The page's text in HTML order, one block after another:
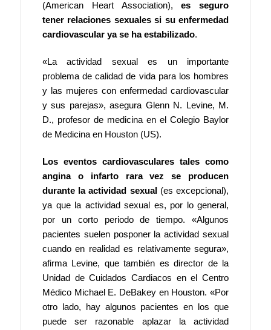
(American Heart Association),es seguro
tener relaciones sexuales si su enfermedad
cardiovascular ya se ha estabilizado.
«La actividad sexual es un importante
problema de calidad de vida para los hombres
y las mujeres con enfermedad cardiovascular
y sus parejas», asegura Glenn N. Levine, M.
D., profesor de medicina en el Colegio Baylor
de Medicina en Houston (US).
Los eventos cardiovasculares tales como
angina o infarto rara vez se producen
durante la actividad sexual (es excepcional),
ya que la actividad sexual es, por lo general,
por un corto periodo de tiempo. «Algunos
pacientes suelen posponer la actividad sexual
cuando en realidad es relativamente segura»,
afirma Levine, que también es director de la
Unidad de Cuidados Cardiacos en el Centro
Médico Michael E. DeBakey en Houston. «Por
otro lado, hay algunos pacientes en los que
puede ser razonable aplazar la actividad